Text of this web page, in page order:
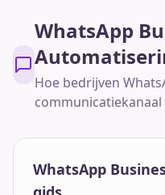
WhatsApp
Hoe bedrijven
WhatsApp